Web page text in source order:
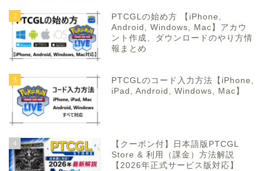
2
PTCGLの始め方 【iPhone,
Android, Windows, Mac】アカウ
ント作成、ダウンロードのやり方情
報まとめ
3
PTCGLのコード入力方法【iPhone,
iPad, Android, Windows, Mac】
4
【クーポン付】日本語版PTCGL
Store & 利用（課金）方法解説
【2026年正式サービス版対応】